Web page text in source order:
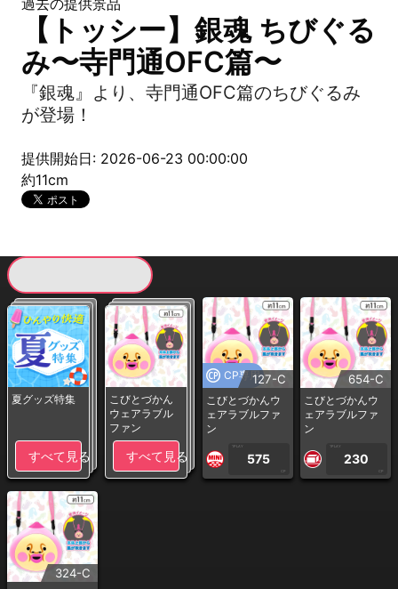
過去の提供景品
【トッシー】銀魂 ちびぐる
み〜寺門通OFC篇〜
『銀魂』より、寺門通OFC篇のちびぐるみ
が登場！
提供開始日: 2026-06-23 00:00:00
約11cm
夏グッズ特集
すべて見る
こびとづかん
ウェアラブル
ファン
すべて見る
CP専用127-C
こびとづかんウ
ェアラブルファ
ン
1PLAY
575
CP
654-C
こびとづかんウ
ェアラブルファ
ン
1PLAY
230
CP
324-C